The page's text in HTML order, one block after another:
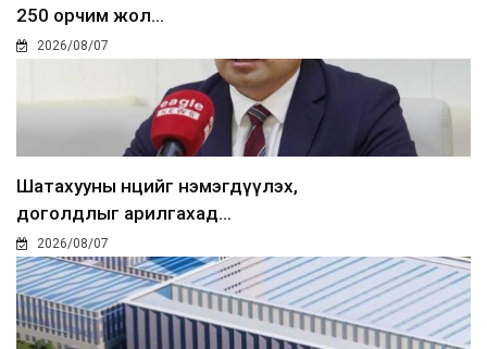
250 орчим жол...
2026/08/07
Шатахууны нөөцийг нэмэгдүүлэх,
доголдлыг арилгахад...
2026/08/07